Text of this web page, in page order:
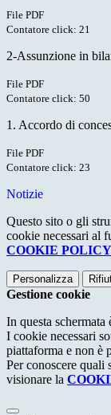
File PDF
Contatore click: 21
2-Assunzione in
File PDF
Contatore click: 50
1. Accordo di
File PDF
Contatore click: 23
Notizie
Questo sito o gli
cookie necessari al
COOKIE POLICY
Personalizza
Gestione cookie
In questa
I cookie necessari
piattaforma e non è
Per conoscere quali
visionare la